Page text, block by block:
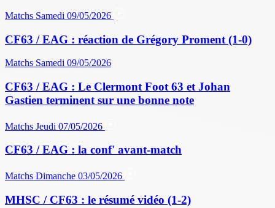
Matchs Samedi 09/05/2026
CF63 / EAG : réaction de Grégory Proment (1-0)
Matchs Samedi 09/05/2026
CF63 / EAG : Le Clermont Foot 63 et Johan
Gastien terminent sur une bonne note
Matchs Jeudi 07/05/2026
CF63 / EAG : la conf' avant-match
Matchs Dimanche 03/05/2026
MHSC / CF63 : le résumé vidéo (1-2)